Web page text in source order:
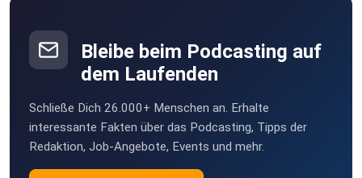
Bleibe beim Podcasting auf
dem Laufenden
Schließe Dich 26.000+ Menschen an. Erhalte
interessante Fakten über das Podcasting, Tipps der
Redaktion, Job-Angebote, Events und mehr.